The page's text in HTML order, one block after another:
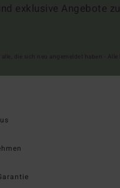
exklusive Angebote zu